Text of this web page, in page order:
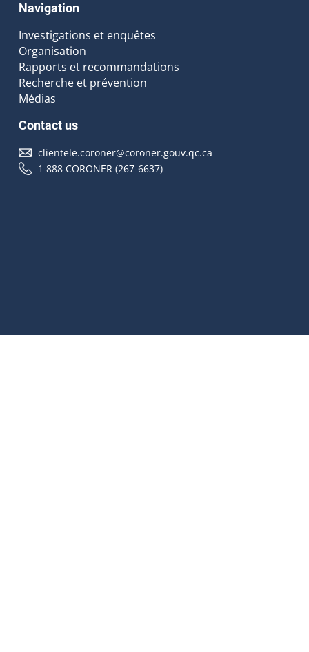
Navigation
Investigations et enquêtes
Organisation
Rapports et recommandations
Recherche et prévention
Médias
Contact us
clientele.coroner@coroner.gouv.qc.ca
1 888 CORONER (267-6637)